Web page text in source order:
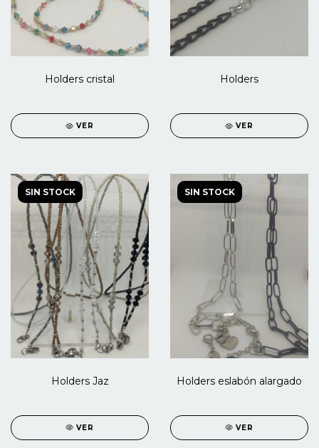
Holders cristal
VER
Holders
VER
SIN STOCK
Holders Jaz
VER
SIN STOCK
Holders eslabón alargado
VER